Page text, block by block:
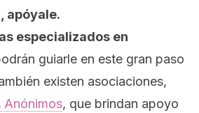
apóyale.
especializados en
guiarle en este gran paso
existen asociaciones,
Anónimos, que brindan apoyo